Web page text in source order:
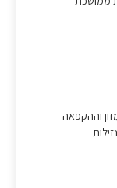
וההקפאה